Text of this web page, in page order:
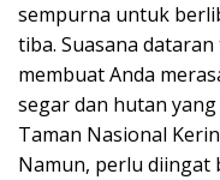
sempurna untuk
tiba. Suasana
membuat Anda
segar dan hutan
Taman Nasional
Namun, perlu diingat